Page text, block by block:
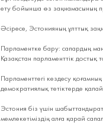
ету бойынша өз заңнамасының
Әсіресе, Эстонияның ұлттық
Парламентке бару: сапардың
Қазақстан парламенттік
Парламенттегі кездесу
демократиялық тетіктерде қалай
Эстония біз үшін
мемлекетіміздің алға қарай